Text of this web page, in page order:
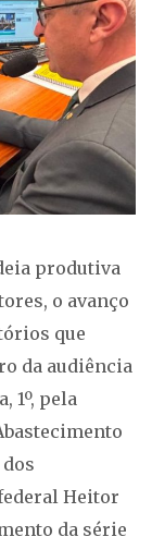
produtiva
o avanço
que
da audiência
1º, pela
Heitor
da série